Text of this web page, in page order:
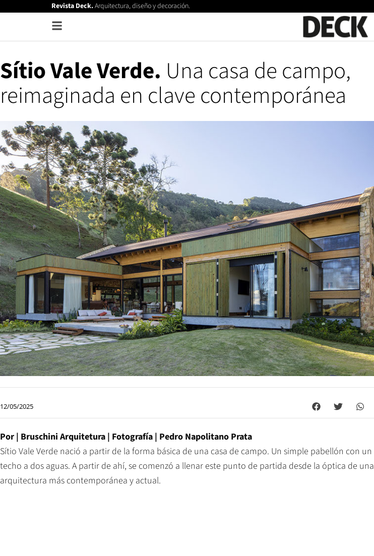
Revista Deck.Arquitectura, diseño y decoración.
Sítio Vale Verde. Una casa de campo,
reimaginada en clave contemporánea
12/05/2025
Por | Bruschini Arquitetura | Fotografía | Pedro Napolitano Prata
Sítio Vale Verde nació a partir de la forma básica de una casa de campo. Un simple pabellón con un
techo a dos aguas. A partir de ahí, se comenzó a llenar este punto de partida desde la óptica de una
arquitectura más contemporánea y actual.